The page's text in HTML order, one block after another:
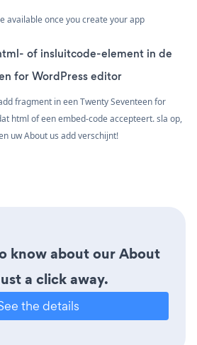
available once you create your app
of insluitcode-element in de
for WordPress editor
fragment in een Twenty Seventeen for
html of een embed-code accepteert. sla op,
uw About us add verschijnt!
know about our About
a click away.
the details